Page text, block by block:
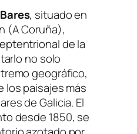
, situado en
(A Coruña),
de la
no solo
geográfico,
los paisajes más
de Galicia. El
desde 1850, se